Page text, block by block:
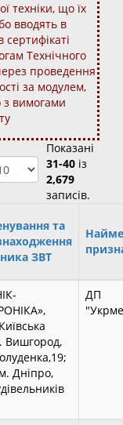
техніки, що їх
вводять в
Технічного
проведення
за модулем,
з вимогами
Показані
31-40 із
2,679
записів.
та
ЗВТ
Вишгород,
Дніпро,
ДП